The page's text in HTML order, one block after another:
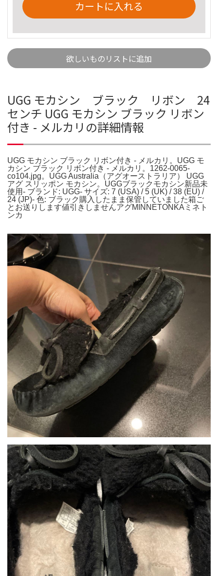
カートに入れる
欲しいものリストに追加
UGG モカシン ブラック リボン 24
センチ UGG モカシン ブラック リボン
付き - メルカリの詳細情報
UGG モカシン ブラック リボン付き - メルカリ。UGG モ
カシン ブラック リボン付き - メルカリ。1262-0065-
co104.jpg。UGG Australia（アグオーストラリア） UGG
アグ スリッポン モカシン。UGGブラックモカシン新品未
使用- ブランド: UGG- サイズ: 7 (USA) / 5 (UK) / 38 (EU) /
24 (JP)- 色: ブラック購入したまま保管していました箱ご
とお送りします値引きしませんアグMINNETONKAミネト
ンカ